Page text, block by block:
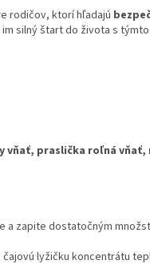
rodičov, ktorí hľadajú
silný štart do života s
vňať, praslička roľná
a zapite dostatočným
lyžičku koncentrátu